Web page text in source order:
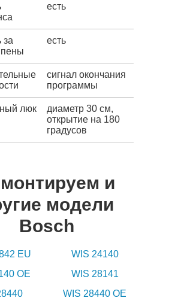
есть
за
есть
сигнал окончания
программы
люк
диаметр 30 см,
открытие на 180
градусов
и
модели
Bosch
EU
WIS 24140
OE
WIS 28141
WIS 28440 OE